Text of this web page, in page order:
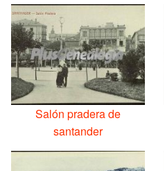
Salón pradera de
santander